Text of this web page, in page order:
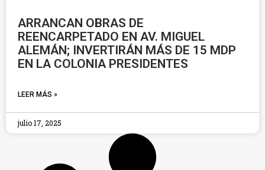
ARRANCAN OBRAS DE
REENCARPETADO EN AV. MIGUEL
ALEMÁN; INVERTIRÁN MÁS DE 15 MDP
EN LA COLONIA PRESIDENTES
LEER MÁS »
julio 17, 2025